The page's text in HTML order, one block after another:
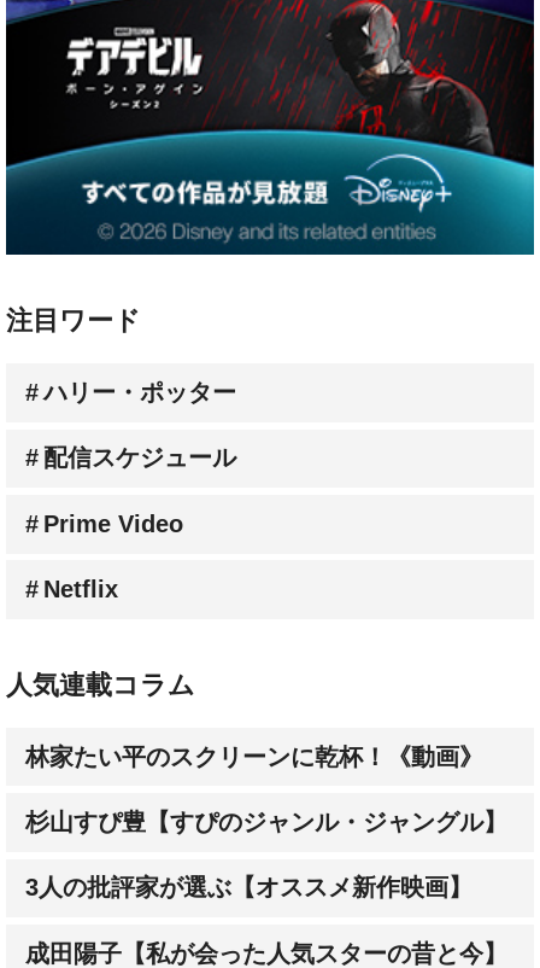
注目ワード
ハリー・ポッター
配信スケジュール
Prime Video
Netflix
林家たい平のスクリーンに乾杯！《動画》
杉山すぴ豊【すぴのジャンル・ジャングル】
3人の批評家が選ぶ【オススメ新作映画】
成田陽子【私が会った人気スターの昔と今】
髙野てるみ【シネマという生き方】